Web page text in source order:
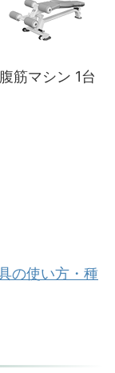
腹筋マシン 1台
の使い方・種